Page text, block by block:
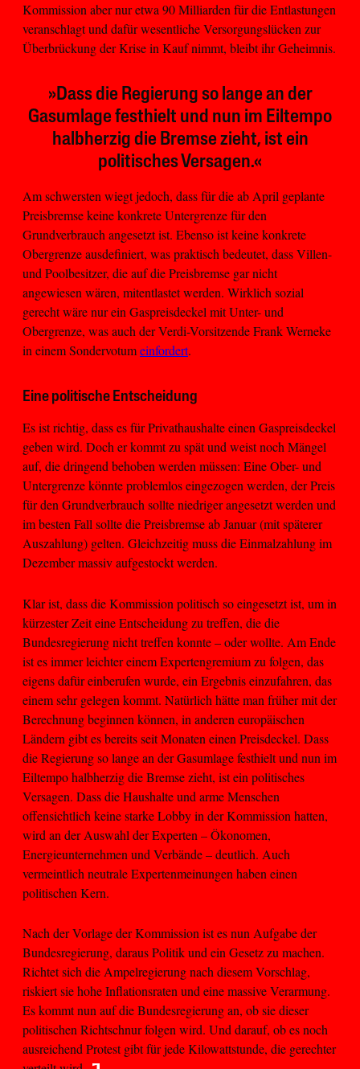
Kommission aber nur etwa 90 Milliarden für die Entlastungen
veranschlagt und dafür wesentliche Versorgungslücken zur
Überbrückung der Krise in Kauf nimmt, bleibt ihr Geheimnis.
»Dass die Regierung so lange an der
Gasumlage festhielt und nun im Eiltempo
halbherzig die Bremse zieht, ist ein
politisches Versagen.«
Am schwersten wiegt jedoch, dass für die ab April geplante
Preisbremse keine konkrete Untergrenze für den
Grundverbrauch angesetzt ist. Ebenso ist keine konkrete
Obergrenze ausdefiniert, was praktisch bedeutet, dass Villen-
und Poolbesitzer, die auf die Preisbremse gar nicht
angewiesen wären, mitentlastet werden. Wirklich sozial
gerecht wäre nur ein Gaspreisdeckel mit Unter- und
Obergrenze, was auch der Verdi-Vorsitzende Frank Werneke
in einem Sondervotumeinfordert.
Eine politische Entscheidung
Es ist richtig, dass es für Privathaushalte einen Gaspreisdeckel
geben wird. Doch er kommt zu spät und weist noch Mängel
auf, die dringend behoben werden müssen: Eine Ober- und
Untergrenze könnte problemlos eingezogen werden, der Preis
für den Grundverbrauch sollte niedriger angesetzt werden und
im besten Fall sollte die Preisbremse ab Januar (mit späterer
Auszahlung) gelten. Gleichzeitig muss die Einmalzahlung im
Dezember massiv aufgestockt werden.
Klar ist, dass die Kommission politisch so eingesetzt ist, um in
kürzester Zeit eine Entscheidung zu treffen, die die
Bundesregierung nicht treffen konnte – oder wollte. Am Ende
ist es immer leichter einem Expertengremium zu folgen, das
eigens dafür einberufen wurde, ein Ergebnis einzufahren, das
einem sehr gelegen kommt. Natürlich hätte man früher mit der
Berechnung beginnen können, in anderen europäischen
Ländern gibt es bereits seit Monaten einen Preisdeckel. Dass
die Regierung so lange an der Gasumlage festhielt und nun im
Eiltempo halbherzig die Bremse zieht, ist ein politisches
Versagen. Dass die Haushalte und arme Menschen
offensichtlich keine starke Lobby in der Kommission hatten,
wird an der Auswahl der Experten – Ökonomen,
Energieunternehmen und Verbände – deutlich. Auch
vermeintlich neutrale Expertenmeinungen haben einen
politischen Kern.
Nach der Vorlage der Kommission ist es nun Aufgabe der
Bundesregierung, daraus Politik und ein Gesetz zu machen.
Richtet sich die Ampelregierung nach diesem Vorschlag,
riskiert sie hohe Inflationsraten und eine massive Verarmung.
Es kommt nun auf die Bundesregierung an, ob sie dieser
politischen Richtschnur folgen wird. Und darauf, ob es noch
ausreichend Protest gibt für jede Kilowattstunde, die gerechter